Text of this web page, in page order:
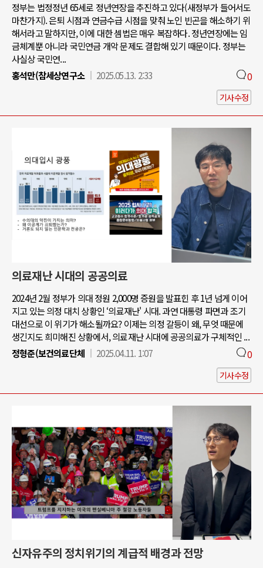
정부는 법정정년 65세로 정년연장을 추진하고 있다(새정부가 들어서도
마찬가지). 은퇴 시점과 연금수급 시점을 맞춰 노인 빈곤을 해소하기 위
해서라고 말하지만, 이에 대한 셈법은 매우 복잡하다. 정년연장에는 임
금체계뿐 아니라 국민연금 개악 문제도 결합해 있기 때문이다. 정부는
사실상 국민연...
홍석만(참세상연구소
2025.05.13. 2:33 0
기사수정
의료재난 시대의 공공의료
2024년 2월 정부가 의대 정원 2,000명 증원을 발표힌 후 1년 넘게 이어
지고 있는 의정 대치 상황인 ‘의료재난' 시대. 과연 대통령 파면과 조기
대선으로 이 위기가 해소될까요? 이제는 의정 갈등이 왜, 무엇 때문에
생긴지도 희미해진 상황에서, 의료재난 시대에 공공의료가 구체적인 ...
정형준(보건의료단체
2025.04.11. 1:07 0
기사수정
신자유주의 정치위기의 계급적 배경과 전망